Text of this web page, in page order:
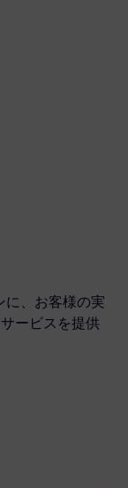
に、お客様の実
ービスを提供